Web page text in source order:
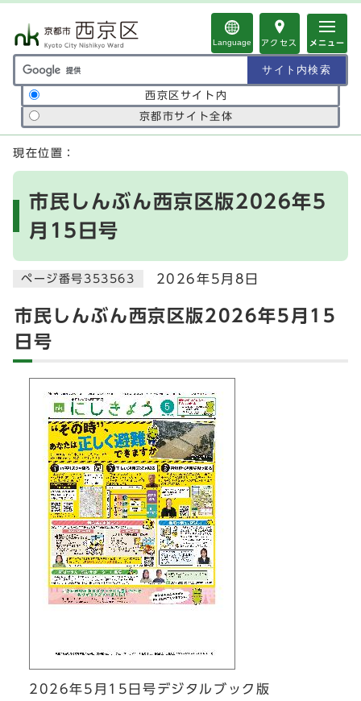
Language アクセス メニュー
サイト内検索の範囲
西京区サイト内
京都市サイト全体
ここから本文です
現在位置：
市民しんぶん西京区版2026年5
月15日号
ページ番号353563 2026年5月8日
市民しんぶん西京区版2026年5月15
日号
2026年5月15日号デジタルブック版